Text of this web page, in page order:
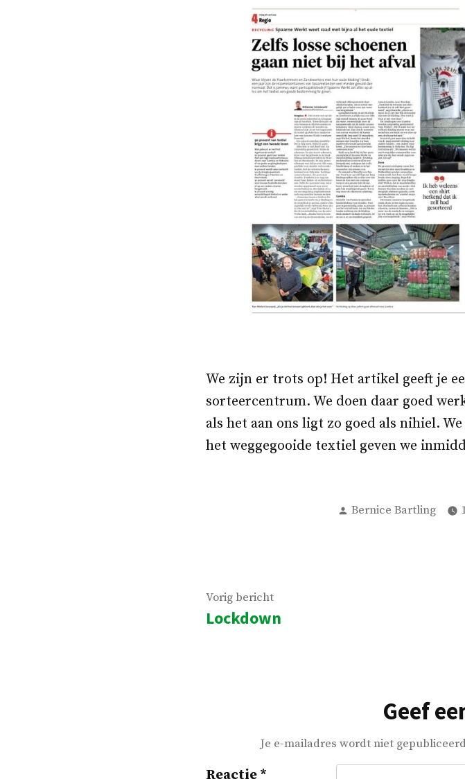
We zijn er trots op! Het artikel geeft je
sorteercentrum. We doen daar goed
als het aan ons ligt zo goed als nihiel.
het weggegooide textiel geven we
Geplaatst
Bernice Bartling
Bericht
navigatie
Vorig berichtVorig
bericht:
Lockdown
Geef
Je e-mailadres wordt niet
Reactie *